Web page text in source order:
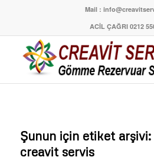
Mail :
ACİL ÇAĞRI 0212
Şunun için etiket arşivi:
creavit servis